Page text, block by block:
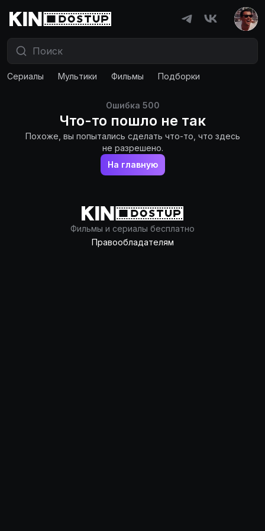
Сериалы Мультики Фильмы Подборки
Ошибка 500
Что-то пошло не так
Похоже, вы попытались сделать что-то, что здесь
не разрешено.
На главную
Фильмы и сериалы бесплатно
Правообладателям